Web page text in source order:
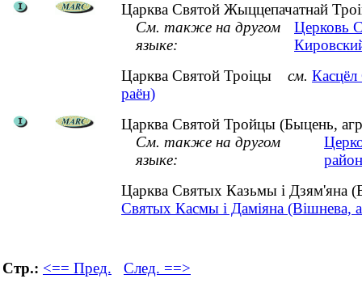
Царква Святой Жыццепачатнай
См. также на другом
языке:
Церковь
Царква Святой Троіцы см. Касцёл
раён)
Царква Святой Тройцы (Быцень,
См. также на другом
языке:
Царква Святых Казьмы і Дзям'яна
Святых Касмы і Даміяна (Вішнева,
Стр.: <== Пред. След. ==>